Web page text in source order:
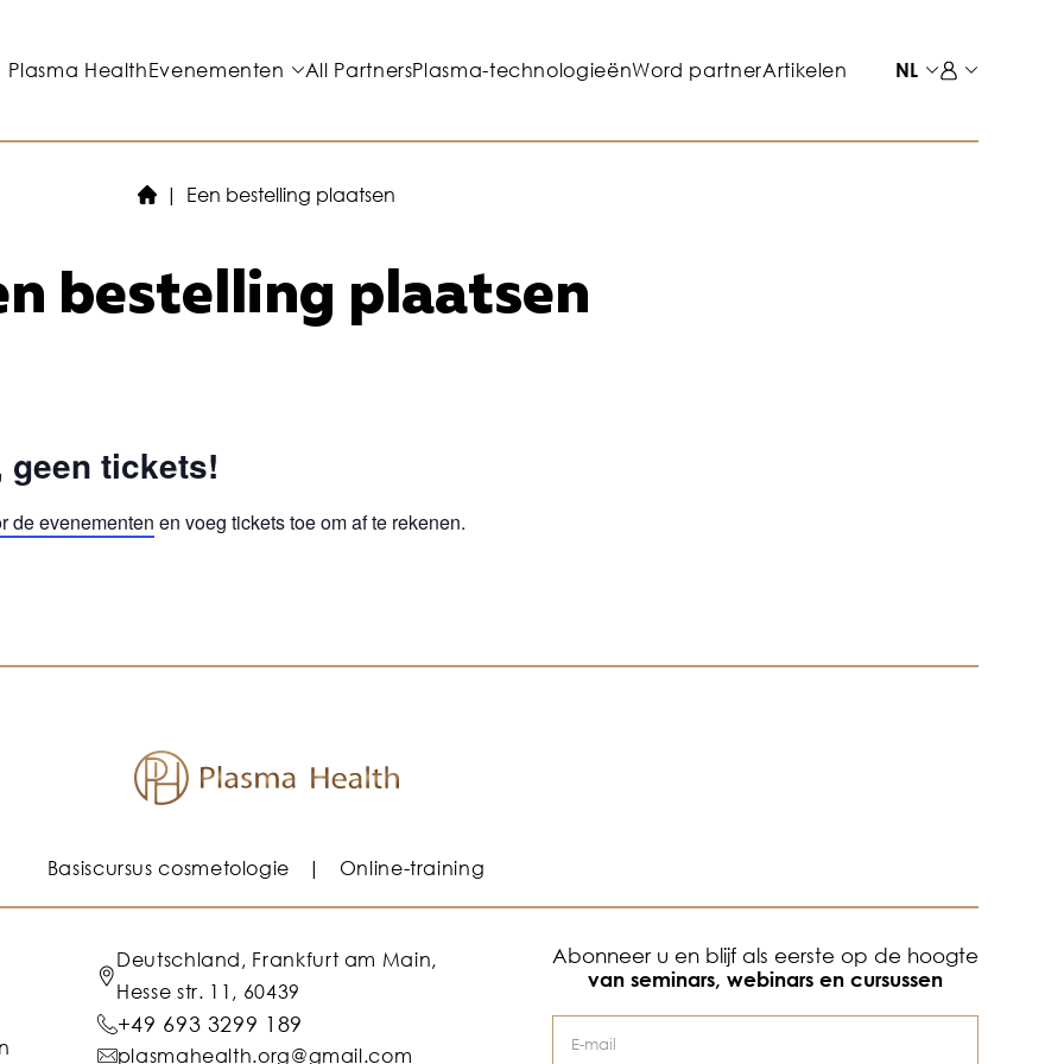
Plasma HealthEvenementen All PartnersPlasma-technologieënWord partnerArtikelen NL
Een bestelling plaatsen
bestelling plaatsen
geen tickets!
de evenementen en voeg tickets toe om af te rekenen.
Basiscursus cosmetologie Online-training
Deutschland, Frankfurt am Main,
Hesse str. 11, 60439
+49 693 3299 189
plasmahealth.org@gmail.com
Abonneer u en blijf als eerste op de hoogte
van seminars, webinars en cursussen